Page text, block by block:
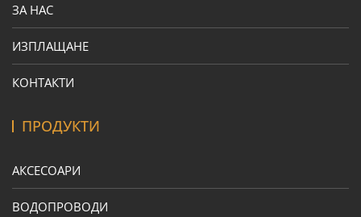
ЗА НАС
ИЗПЛАЩАНЕ
КОНТАКТИ
ПРОДУКТИ
АКСЕСОАРИ
ВОДОПРОВОДИ